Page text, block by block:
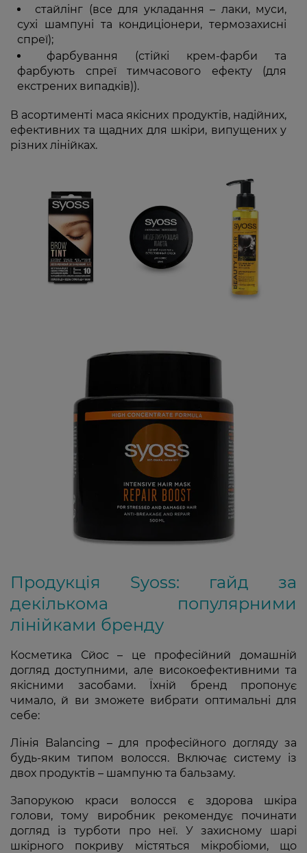
стайлінг (все для укладання – лаки, муси,
сухі шампуні та кондиціонери, термозахисні
спреї);
фарбування (стійкі крем-фарби та
фарбують спреї тимчасового ефекту (для
екстрених випадків)).
В асортименті маса якісних продуктів, надійних,
ефективних та щадних для шкіри, випущених у
різних лінійках.
Продукція Syoss: гайд за
декількома популярними
лінійками бренду
Косметика Сйос – це професійний домашній
догляд доступними, але високоефективними та
якісними засобами. Їхній бренд пропонує
чимало, й ви зможете вибрати оптимальні для
себе:
Лінія Balancing – для професійного догляду за
будь-яким типом волосся. Включає систему із
двох продуктів – шампуню та бальзаму.
Запорукою краси волосся є здорова шкіра
голови, тому виробник рекомендує починати
догляд із турботи про неї. У захисному шарі
шкірного покриву містяться мікробіоми, що